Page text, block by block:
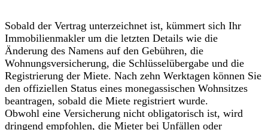
Sobald der Vertrag unterzeichnet ist, kümmert sich Ihr
Immobilienmakler um die letzten Details wie die
Änderung des Namens auf den Gebühren, die
Wohnungsversicherung, die Schlüsselübergabe und die
Registrierung der Miete. Nach zehn Werktagen können Sie
den offiziellen Status eines monegassischen Wohnsitzes
beantragen, sobald die Miete registriert wurde.
Obwohl eine Versicherung nicht obligatorisch ist, wird
dringend empfohlen, die Mieter bei Unfällen oder